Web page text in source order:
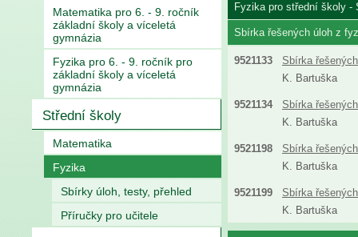
Matematika pro 6. - 9. ročník
základní školy a víceletá
gymnázia
Fyzika pro 6. - 9. ročník pro
základní školy a víceletá
gymnázia
Střední školy
Matematika
Fyzika
Sbírky úloh, testy, přehled
Příručky pro učitele
Fyzika pro střední školy -
Sbírka řešených úloh z
9521133
Sbírka
K. Bartuška
9521134
Sbírka
K. Bartuška
9521198
Sbírka
K. Bartuška
9521199
Sbírka
K. Bartuška